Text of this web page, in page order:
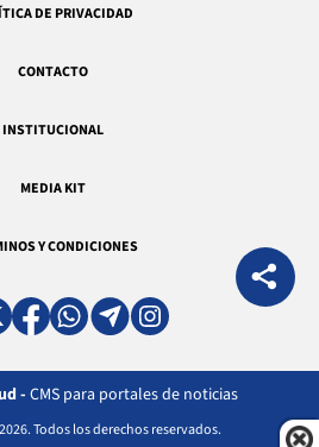
DE PRIVACIDAD
CONTACTO
INSTITUCIONAL
MEDIA KIT
Y CONDICIONES
-CMS para portales de noticias
Todos los derechos reservados.